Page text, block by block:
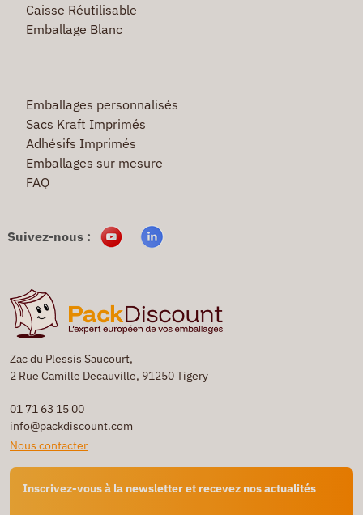
Zac du Plessis Saucourt,
2 Rue Camille Decauville, 91250 Tigery
01 71 63 15 00
info@packdiscount.com
Nous contacter
Inscrivez-vous à la newsletter et recevez nos actualités
Caisse Réutilisable
Emballage Blanc
Emballages personnalisés
Sacs Kraft Imprimés
Adhésifs Imprimés
Emballages sur mesure
FAQ
Suivez-nous :